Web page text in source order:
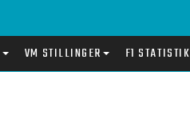
VM STILLINGER F1 STATISTIK